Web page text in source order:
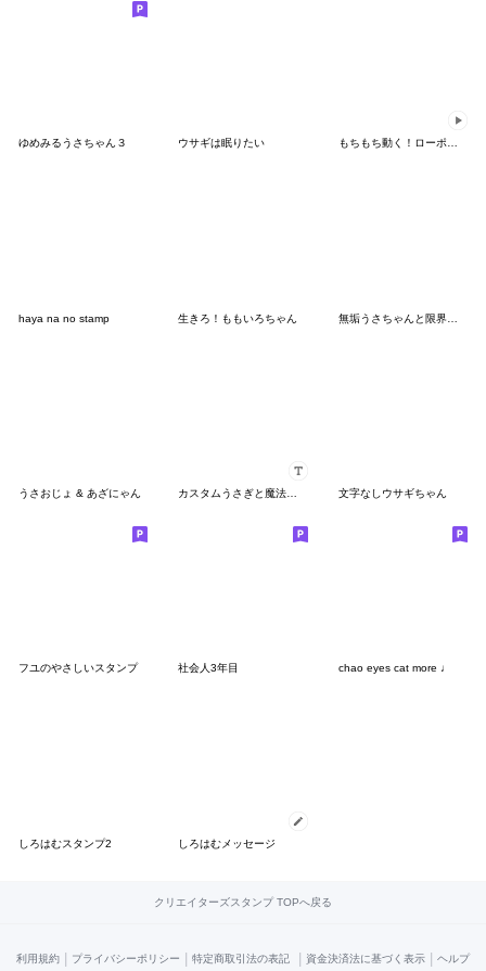
ゆめみるうさちゃん３ ウサギは眠りたい もちもち動く！ローポリねこ vol.1
haya na no stamp 生きろ！ももいろちゃん 無垢うさちゃんと限界うさちゃん
うさおじょ & あざにゃん 文字なしウサギちゃん
フユのやさしいスタンプ 社会人3年目 chao eyes cat more ♩
しろはむスタンプ2 しろはむメッセージ
クリエイターズスタンプ TOPへ戻る
利用規約 | プライバシーポリシー | 特定商取引法の表記 | 資金決済法に基づく表示 | ヘルプ